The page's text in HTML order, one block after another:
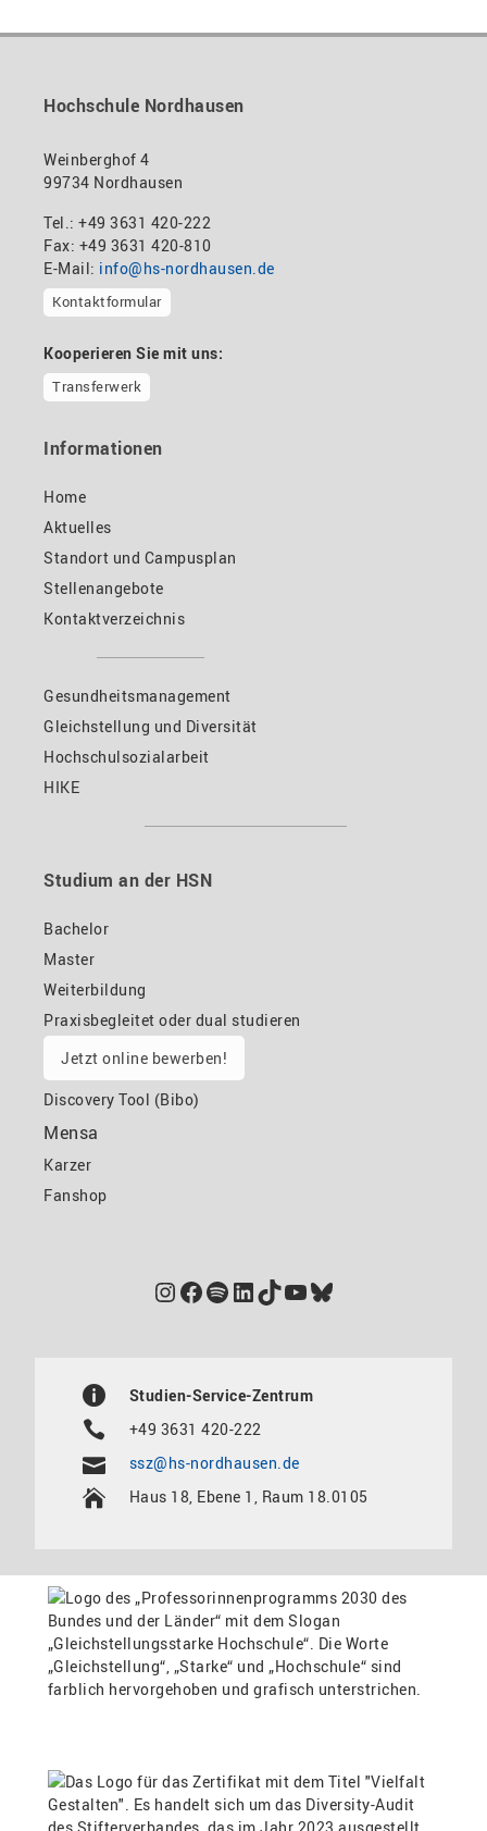
Hochschule Nordhausen
Weinberghof 4
99734 Nordhausen
Tel.: +49 3631 420-222
Fax: +49 3631 420-810
E-Mail: info@hs-nordhausen.de
Kontaktformular
Kooperieren Sie mit uns:
Transferwerk
Informationen
Home
Aktuelles
Standort und Campusplan
Stellenangebote
Kontaktverzeichnis
Gesundheitsmanagement
Gleichstellung und Diversität
Hochschulsozialarbeit
HIKE
Studium an der HSN
Bachelor
Master
Weiterbildung
Praxisbegleitet oder dual studieren
Jetzt online bewerben!
Discovery Tool (Bibo)
Mensa
Karzer
Fanshop
Instagram
Facebook
Spotify
LinkedIn
TikTok
YouTube
Bluesky
Studien-Service-Zentrum
+49 3631 420-222
ssz@hs-nordhausen.de
Haus 18, Ebene 1, Raum 18.0105